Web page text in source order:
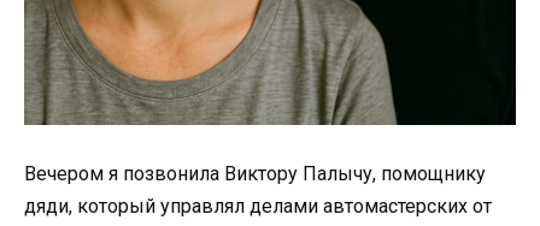
Вечером я позвонила Виктору Палычу, помощнику
дяди, который управлял делами автомастерских от